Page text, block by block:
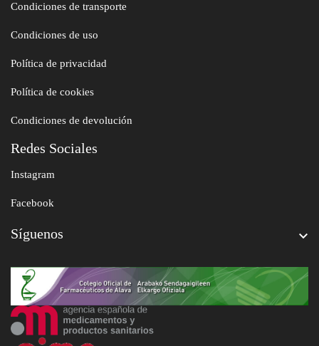
Condiciones de transporte
Condiciones de uso
Política de privacidad
Política de cookies
Condiciones de devolución
Redes Sociales
Instagram
Facebook
Síguenos 